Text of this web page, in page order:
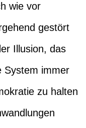
wie vor
gestört
Illusion, das
System immer
zu halten